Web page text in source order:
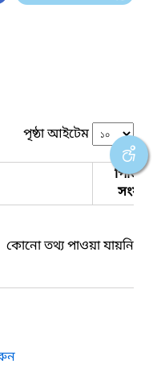
পৃষ্ঠা আইটেম
কোনো তথ্য পাওয়া যায়নি।